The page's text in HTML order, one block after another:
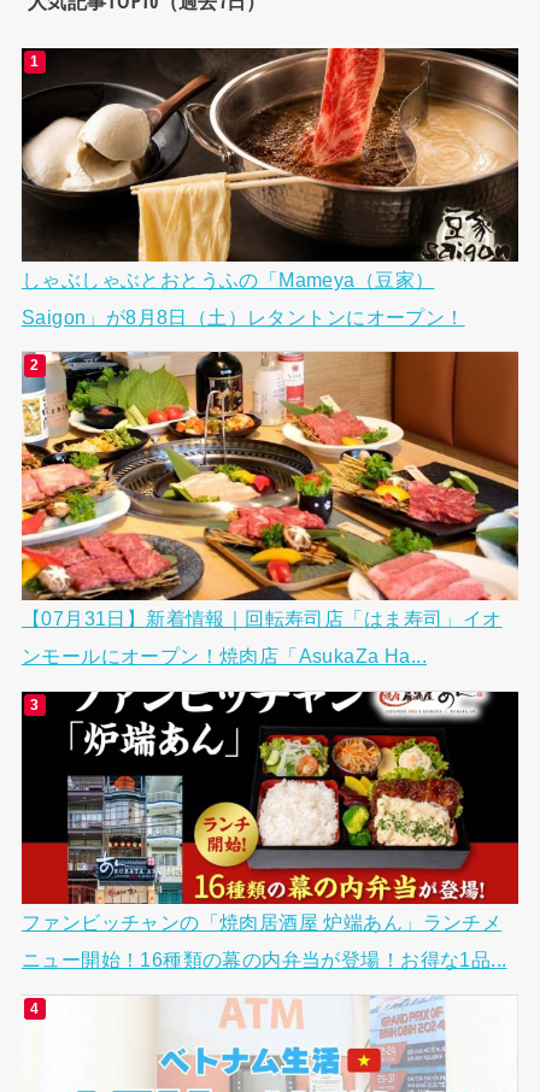
しゃぶしゃぶとおとうふの「Mameya（豆家）
Saigon」が8月8日（土）レタントンにオープン！
【07月31日】新着情報｜回転寿司店「はま寿司」イオ
ンモールにオープン！焼肉店「AsukaZa Ha...
ファンビッチャンの「焼肉居酒屋 炉端あん」ランチメ
ニュー開始！16種類の幕の内弁当が登場！お得な1品...